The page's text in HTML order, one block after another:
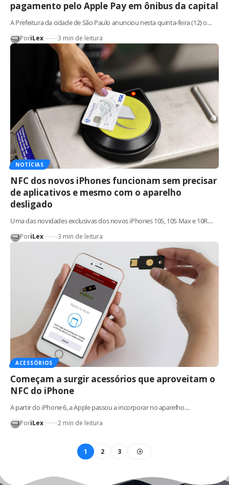
pagamento pelo Apple Pay em ônibus da capital
A Prefeitura da cidade de São Paulo anunciou nesta quinta-feira (12) o…
PoriLex 3 min de leitura
NOTÍCIAS
NFC dos novos iPhones funcionam sem precisar
de aplicativos e mesmo com o aparelho
desligado
Uma das novidades exclusivas dos novos iPhones 10S, 10S Max e 10R…
PoriLex 3 min de leitura
ACESSÓRIOS
Começam a surgir acessórios que aproveitam o
NFC do iPhone
A partir do iPhone 6, a Apple passou a incorporar no aparelho…
PoriLex 2 min de leitura
1 2 3